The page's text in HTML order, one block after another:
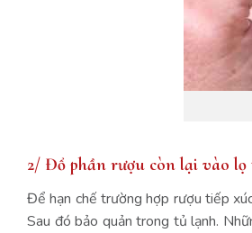
2/ Đổ phần rượu còn lại vào
Để hạn chế trường hợp rượu tiếp
Sau đó bảo quản trong tủ lạnh.